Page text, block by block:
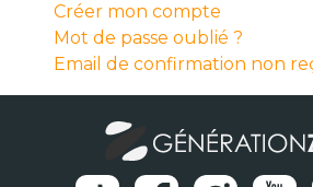
Créer mon compte
Mot de passe oublié ?
Email de confirmation non